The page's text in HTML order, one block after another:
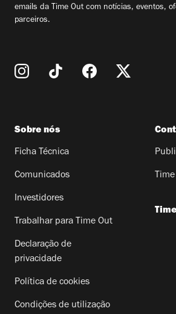
emails da Time Out com notícias, eventos,
parceiros.
Sobre nós
Ficha Técnica
Comunicados
Investidores
Trabalhar para Time Out
Declaração de
privacidade
Política de cookies
Condições de utilização